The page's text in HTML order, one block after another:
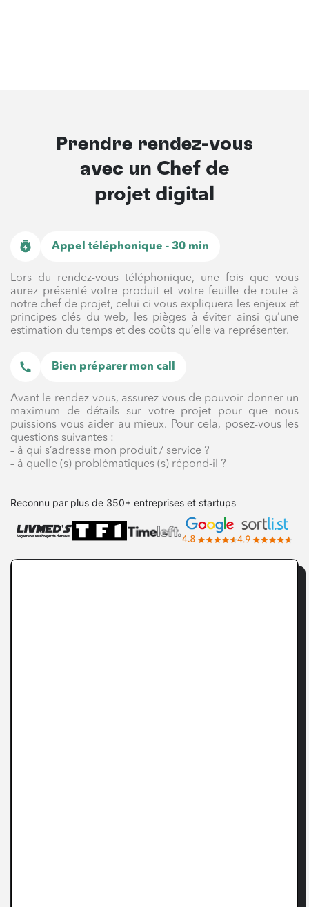
Prendre rendez-vous
avec un Chef de
projet digital
Appel téléphonique - 30 min
Lors du rendez-vous téléphonique, une fois que vous
aurez présenté votre produit et votre feuille de route à
notre chef de projet, celui-ci vous expliquera les enjeux et
principes clés du web, les pièges à éviter ainsi qu’une
estimation du temps et des coûts qu’elle va représenter.
Bien préparer mon call
Avant le rendez-vous, assurez-vous de pouvoir donner un
maximum de détails sur votre projet pour que nous
puissions vous aider au mieux. Pour cela, posez-vous les
questions suivantes :
– à qui s’adresse mon produit / service ?
– à quelle (s) problématiques (s) répond-il ?
Reconnu par plus de 350+ entreprises et startups